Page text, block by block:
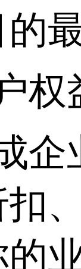
权
企